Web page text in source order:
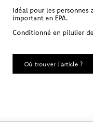
Idéal pour les personnes
important en EPA.
Conditionné en pilulier
Où trouver l'article ?